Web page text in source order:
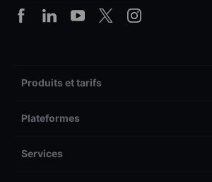
Produits et tarifs
Plateformes
Services